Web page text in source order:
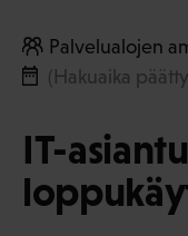
Palvelualojen
(Hakuaika
IT-